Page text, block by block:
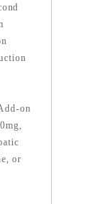
on
or